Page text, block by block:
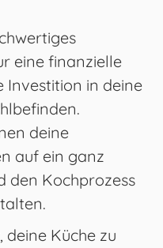
eine finanzielle
Investition in deine
deine
auf ein ganz
den Kochprozess
Küche zu